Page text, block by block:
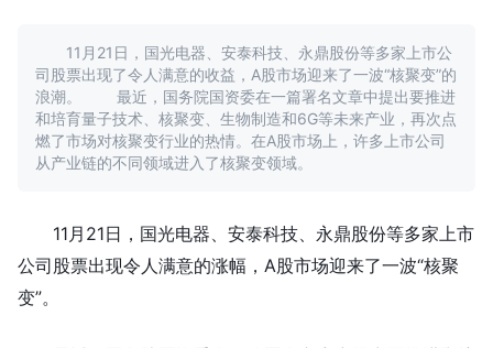
11月21日，国光电器、安泰科技、永鼎股份等多家上市公
司股票出现了令人满意的收益，A股市场迎来了一波“核聚变”的
浪潮。 最近，国务院国资委在一篇署名文章中提出要推进
和培育量子技术、核聚变、生物制造和6G等未来产业，再次点
燃了市场对核聚变行业的热情。在A股市场上，许多上市公司
从产业链的不同领域进入了核聚变领域。
11月21日，国光电器、安泰科技、永鼎股份等多家上市
公司股票出现令人满意的涨幅，A股市场迎来了一波“核聚
变”。